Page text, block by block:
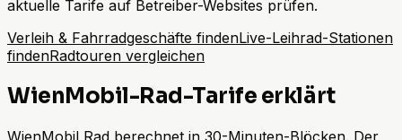
aktuelle Tarife auf Betreiber-Websites prüfen.
Verleih & Fahrradgeschäfte findenLive-Leihrad-Stationen
findenRadtouren vergleichen
WienMobil-Rad-Tarife erklärt
WienMobil Rad berechnet in 30-Minuten-Blöcken. Der